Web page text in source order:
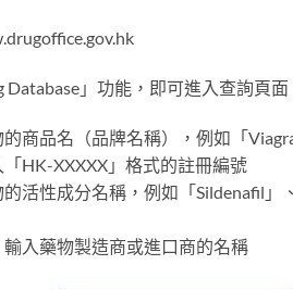
Database」功能，即可進入查詢頁
商品名（品牌名稱），例如「
HK-XXXXX」格式的註冊編號
活性成分名稱，例如「Sildenafil」
入藥物製造商或進口商的名稱